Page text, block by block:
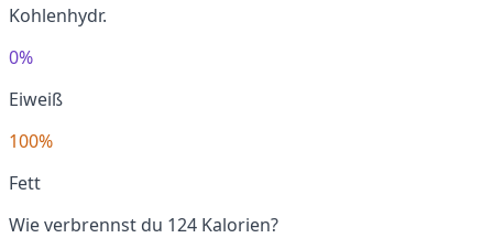
Kohlenhydr.
0%
Eiweiß
100%
Fett
Wie verbrennst du 124 Kalorien?